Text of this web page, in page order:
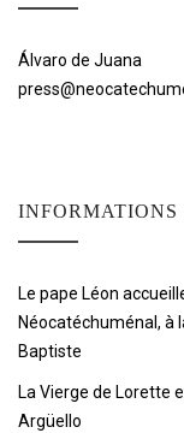
Álvaro de Juana
INFORMATIONS
Le pape Léon
Néocatéchuménal, à
Baptiste
La Vierge de Lorette
Argüello